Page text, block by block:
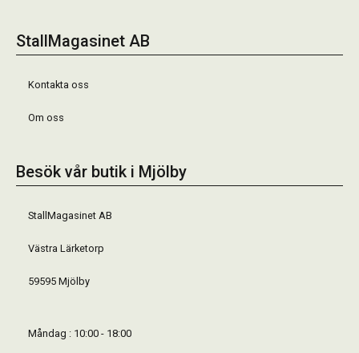
StallMagasinet AB
Kontakta oss
Om oss
Besök vår butik i Mjölby
StallMagasinet AB
Västra Lärketorp
59595 Mjölby
Måndag : 10:00 - 18:00